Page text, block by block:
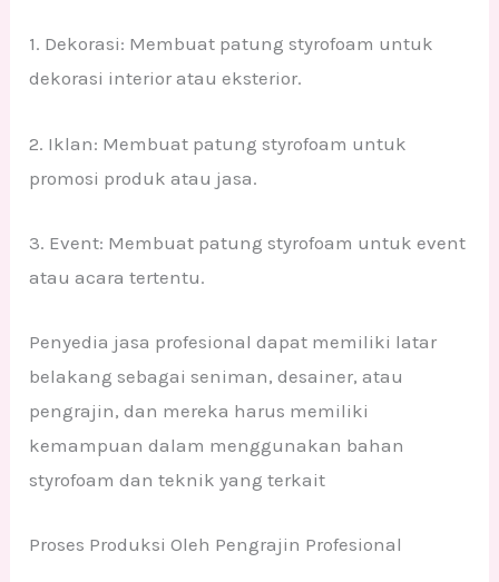
1. Dekorasi: Membuat patung styrofoam untuk
dekorasi interior atau eksterior.
2. Iklan: Membuat patung styrofoam untuk
promosi produk atau jasa.
3. Event: Membuat patung styrofoam untuk event
atau acara tertentu.
Penyedia jasa profesional dapat memiliki latar
belakang sebagai seniman, desainer, atau
pengrajin, dan mereka harus memiliki
kemampuan dalam menggunakan bahan
styrofoam dan teknik yang terkait
Proses Produksi Oleh Pengrajin Profesional